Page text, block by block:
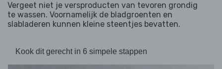
Vergeet niet je versproducten van tevoren grondig
te wassen. Voornamelijk de bladgroenten en
slabladeren kunnen kleine steentjes bevatten.
Kook dit gerecht in 6 simpele stappen